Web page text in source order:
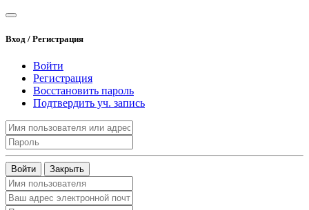
Вход / Регистрация
Войти
Регистрация
Восстановить пароль
Подтвердить уч. запись
Войти Закрыть